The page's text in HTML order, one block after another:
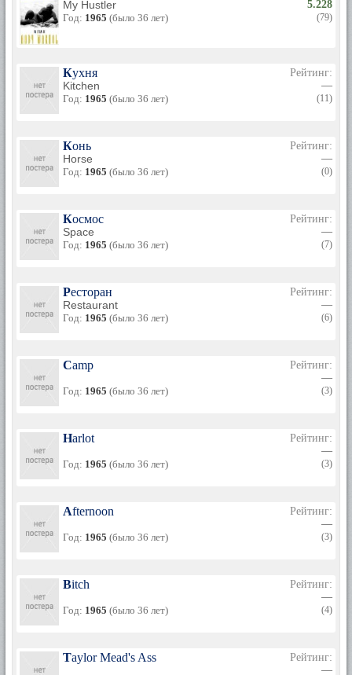
My Hustler
Год: 1965 (было 36 лет)
5.228
(79)
Кухня
Kitchen
Год: 1965 (было 36 лет)
Рейтинг:
—
(11)
Конь
Horse
Год: 1965 (было 36 лет)
Рейтинг:
—
(0)
Космос
Space
Год: 1965 (было 36 лет)
Рейтинг:
—
(7)
Ресторан
Restaurant
Год: 1965 (было 36 лет)
Рейтинг:
—
(6)
Camp
Год: 1965 (было 36 лет)
Рейтинг:
—
(3)
Harlot
Год: 1965 (было 36 лет)
Рейтинг:
—
(3)
Afternoon
Год: 1965 (было 36 лет)
Рейтинг:
—
(3)
Bitch
Год: 1965 (было 36 лет)
Рейтинг:
—
(4)
Taylor Mead's Ass
Рейтинг:
—